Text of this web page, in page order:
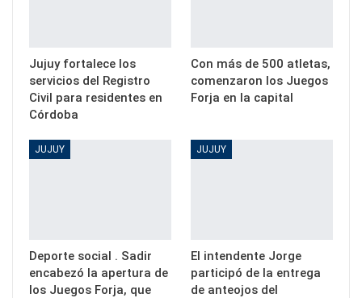
Jujuy fortalece los
servicios del Registro
Civil para residentes en
Córdoba
Con más de 500 atletas,
comenzaron los Juegos
Forja en la capital
JUJUY
Deporte social . Sadir
encabezó la apertura de
los Juegos Forja, que
JUJUY
El intendente Jorge
participó de la entrega
de anteojos del